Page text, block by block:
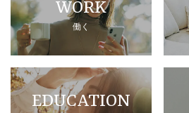
WORK
働く
EDUCATION